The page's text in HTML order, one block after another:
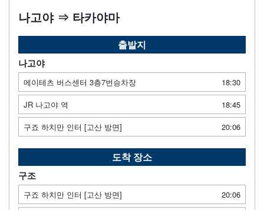
나고야 ⇒ 타카야마
출발지
나고야
메이테츠 버스센터 3층7번승차장
18:30
JR 나고야 역
18:45
구죠 하치만 인터 [고산 방면]
20:06
도착 장소
구조
구죠 하치만 인터 [고산 방면] 20:06